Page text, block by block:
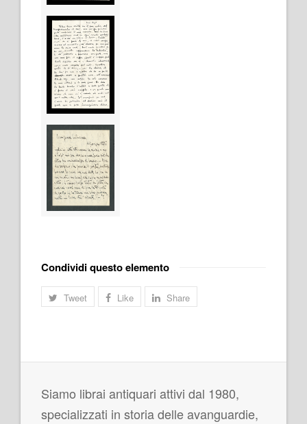
Condividi questo elemento
Tweet Like Share
Siamo librai antiquari attivi dal 1980,
specializzati in storia delle avanguardie,